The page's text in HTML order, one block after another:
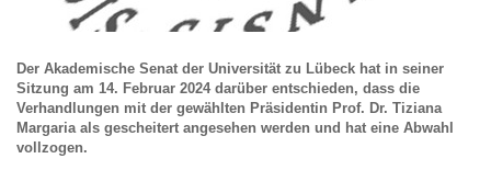
Der Akademische Senat der Universität zu Lübeck hat in seiner
Sitzung am 14. Februar 2024 darüber entschieden, dass die
Verhandlungen mit der gewählten Präsidentin Prof. Dr. Tiziana
Margaria als gescheitert angesehen werden und hat eine Abwahl
vollzogen.